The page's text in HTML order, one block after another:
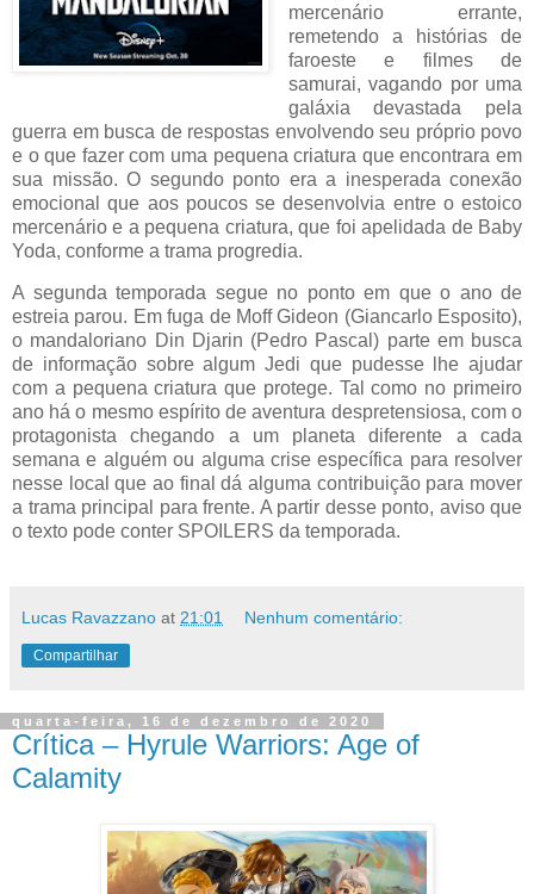
mercenário errante,
remetendo a histórias de
faroeste e filmes de
samurai, vagando por uma
galáxia devastada pela
guerra em busca de respostas envolvendo seu próprio povo
e o que fazer com uma pequena criatura que encontrara em
sua missão. O segundo ponto era a inesperada conexão
emocional que aos poucos se desenvolvia entre o estoico
mercenário e a pequena criatura, que foi apelidada de Baby
Yoda, conforme a trama progredia.
A segunda temporada segue no ponto em que o ano de
estreia parou. Em fuga de Moff Gideon (Giancarlo Esposito),
o mandaloriano Din Djarin (Pedro Pascal) parte em busca
de informação sobre algum Jedi que pudesse lhe ajudar
com a pequena criatura que protege. Tal como no primeiro
ano há o mesmo espírito de aventura despretensiosa, com o
protagonista chegando a um planeta diferente a cada
semana e alguém ou alguma crise específica para resolver
nesse local que ao final dá alguma contribuição para mover
a trama principal para frente. A partir desse ponto, aviso que
o texto pode conter SPOILERS da temporada.
Lucas Ravazzano at 21:01 Nenhum comentário:
Compartilhar
quarta-feira, 16 de dezembro de 2020
Crítica – Hyrule Warriors: Age of
Calamity